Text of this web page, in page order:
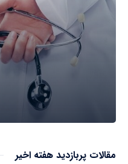
مقالات پربازدید هفته اخیر